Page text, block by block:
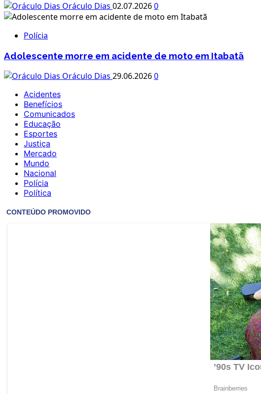
Oráculo Dias 02.07.20260
Polícia
Adolescente morre em acidente de moto em Itabatã
Oráculo Dias 29.06.20260
Acidentes
Benefícios
Comunicados
Educação
Esportes
Justiça
Mercado
Mundo
Nacional
Polícia
Política